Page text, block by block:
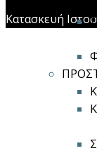
Κατασκευή